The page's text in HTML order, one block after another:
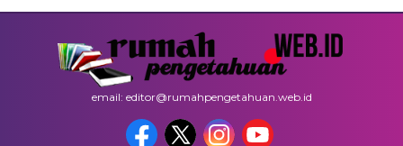
email: editor@rumahpengetahuan.web.id